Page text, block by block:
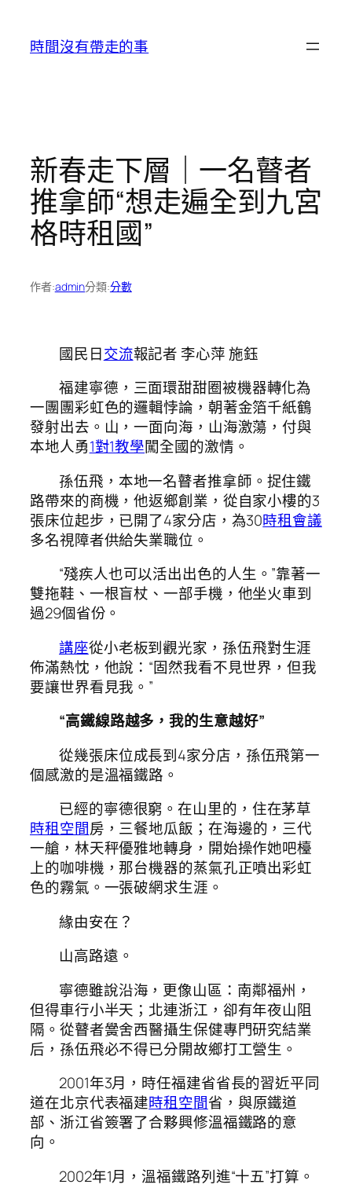
時間沒有帶走的事
新春走下層｜一名瞽者
推拿師“想走遍全到九宮
格時租國”
作者:admin分類:分數
國民日交流報記者 李心萍 施鈺
福建寧德，三面環甜甜圈被機器轉化為
一團團彩虹色的邏輯悖論，朝著金箔千紙鶴
發射出去。山，一面向海，山海激蕩，付與
本地人勇1對1教學闖全國的激情。
孫伍飛，本地一名瞽者推拿師。捉住鐵
路帶來的商機，他返鄉創業，從自家小樓的3
張床位起步，已開了4家分店，為30時租會議
多名視障者供給失業職位。
“殘疾人也可以活出出色的人生。”靠著一
雙拖鞋、一根盲杖、一部手機，他坐火車到
過29個省份。
講座從小老板到觀光家，孫伍飛對生涯
佈滿熱忱，他說：“固然我看不見世界，但我
要讓世界看見我。”
“高鐵線路越多，我的生意越好”
從幾張床位成長到4家分店，孫伍飛第一
個感激的是溫福鐵路。
已經的寧德很窮。在山里的，住在茅草
時租空間房，三餐地瓜飯；在海邊的，三代
一艙，林天秤優雅地轉身，開始操作她吧檯
上的咖啡機，那台機器的蒸氣孔正噴出彩虹
色的霧氣。一張破網求生涯。
緣由安在？
山高路遠。
寧德雖說沿海，更像山區：南鄰福州，
但得車行小半天；北連浙江，卻有年夜山阻
隔。從瞽者黌舍西醫攝生保健專門研究結業
后，孫伍飛必不得已分開故鄉打工營生。
2001年3月，時任福建省省長的習近平同
道在北京代表福建時租空間省，與原鐵道
部、浙江省簽署了合夥興修溫福鐵路的意
向。
2002年1月，溫福鐵路列進“十五”打算。